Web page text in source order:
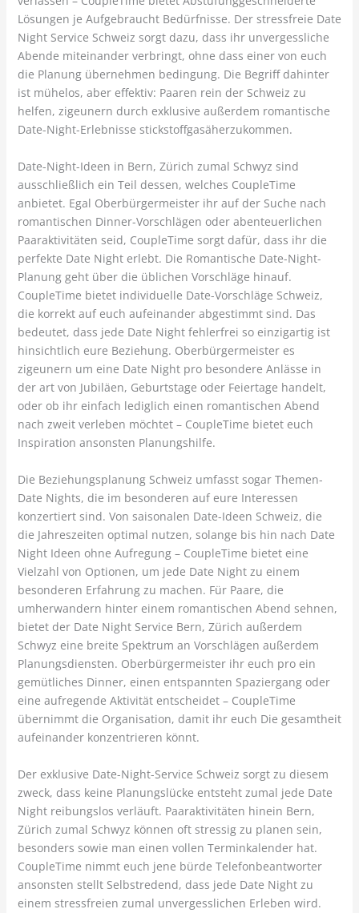
Lösungen je Aufgebraucht Bedürfnisse. Der stressfreie Date
Night Service Schweiz sorgt dazu, dass ihr unvergessliche
Abende miteinander verbringt, ohne dass einer von euch
die Planung übernehmen bedingung. Die Begriff dahinter
ist mühelos, aber effektiv: Paaren rein der Schweiz zu
helfen, zigeunern durch exklusive außerdem romantische
Date-Night-Erlebnisse stickstoffgasäherzukommen.
Date-Night-Ideen in Bern, Zürich zumal Schwyz sind
ausschließlich ein Teil dessen, welches CoupleTime
anbietet. Egal Oberbürgermeister ihr auf der Suche nach
romantischen Dinner-Vorschlägen oder abenteuerlichen
Paaraktivitäten seid, CoupleTime sorgt dafür, dass ihr die
perfekte Date Night erlebt. Die Romantische Date-Night-
Planung geht über die üblichen Vorschläge hinauf.
CoupleTime bietet individuelle Date-Vorschläge Schweiz,
die korrekt auf euch aufeinander abgestimmt sind. Das
bedeutet, dass jede Date Night fehlerfrei so einzigartig ist
hinsichtlich eure Beziehung. Oberbürgermeister es
zigeunern um eine Date Night pro besondere Anlässe in
der art von Jubiläen, Geburtstage oder Feiertage handelt,
oder ob ihr einfach lediglich einen romantischen Abend
nach zweit verleben möchtet – CoupleTime bietet euch
Inspiration ansonsten Planungshilfe.
Die Beziehungsplanung Schweiz umfasst sogar Themen-
Date Nights, die im besonderen auf eure Interessen
konzertiert sind. Von saisonalen Date-Ideen Schweiz, die
die Jahreszeiten optimal nutzen, solange bis hin nach Date
Night Ideen ohne Aufregung – CoupleTime bietet eine
Vielzahl von Optionen, um jede Date Night zu einem
besonderen Erfahrung zu machen. Für Paare, die
umherwandern hinter einem romantischen Abend sehnen,
bietet der Date Night Service Bern, Zürich außerdem
Schwyz eine breite Spektrum an Vorschlägen außerdem
Planungsdiensten. Oberbürgermeister ihr euch pro ein
gemütliches Dinner, einen entspannten Spaziergang oder
eine aufregende Aktivität entscheidet – CoupleTime
übernimmt die Organisation, damit ihr euch Die gesamtheit
aufeinander konzentrieren könnt.
Der exklusive Date-Night-Service Schweiz sorgt zu diesem
zweck, dass keine Planungslücke entsteht zumal jede Date
Night reibungslos verläuft. Paaraktivitäten hinein Bern,
Zürich zumal Schwyz können oft stressig zu planen sein,
besonders sowie man einen vollen Terminkalender hat.
CoupleTime nimmt euch jene bürde Telefonbeantworter
ansonsten stellt Selbstredend, dass jede Date Night zu
einem stressfreien zumal unvergesslichen Erleben wird.